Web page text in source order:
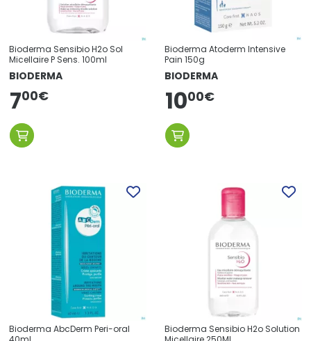
Bioderma Sensibio H2o Sol
Micellaire P Sens. 100ml
BIODERMA
700€
Bioderma Atoderm Intensive
Pain 150g
BIODERMA
1000€
Bioderma AbcDerm Peri-oral
Bioderma Sensibio H2o Solution